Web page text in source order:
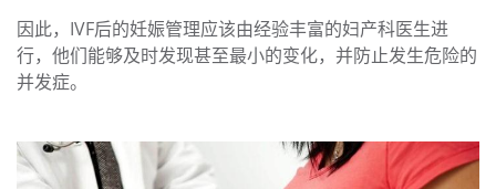
因此，IVF后的妊娠管理应该由经验丰富的妇产科医生进
行，他们能够及时发现甚至最小的变化，并防止发生危险的
并发症。